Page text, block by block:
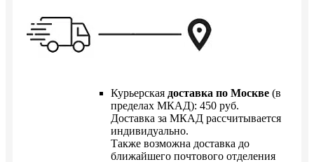
Курьерская доставка по Москве (в
пределах МКАД): 450 руб.
Доставка за МКАД рассчитывается
индивидуально.
Также возможна доставка до
ближайшего почтового отделения